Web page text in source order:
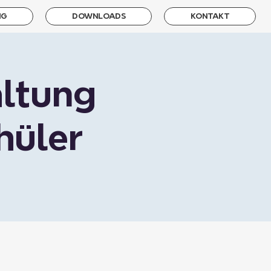
DOWNLOADS KONTAKT